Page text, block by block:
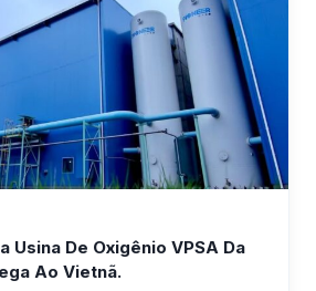
Usina De Oxigênio VPSA Da
Ao Vietnã.